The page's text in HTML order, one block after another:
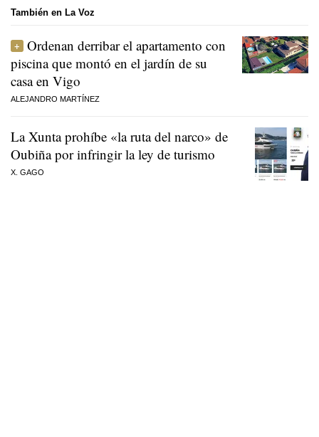
También en La Voz
Ordenan derribar el apartamento con
piscina que montó en el jardín de su
casa en Vigo
ALEJANDRO MARTÍNEZ
La Xunta prohíbe «la ruta del narco» de
Oubiña por infringir la ley de turismo
X. GAGO